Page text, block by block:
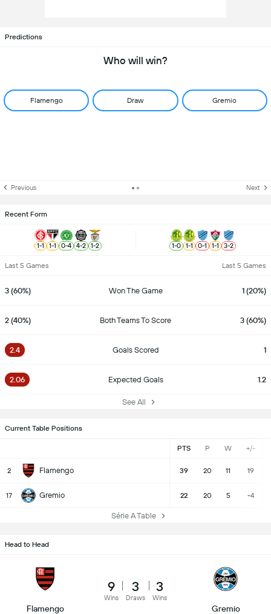
Predictions
Who will win?
Flamengo Draw Gremio
Previous Next
Recent Form
1-1 1-1 0-4 4-2 1-2 1-0 1-1 0-1 1-1 3-2
Last 5 Games Last 5 Games
3 (60%) Won The Game 1 (20%)
2 (40%) Both Teams To Score 3 (60%)
2.4 Goals Scored 1
2.06 Expected Goals 1.2
See All
Current Table Positions
PTS P W +/-
2 Flamengo 39 20 11 19
17 Gremio 22 20 5 -4
Série A Table
Head to Head
Flamengo
9
Wins
3
Draws
3
Wins
Gremio